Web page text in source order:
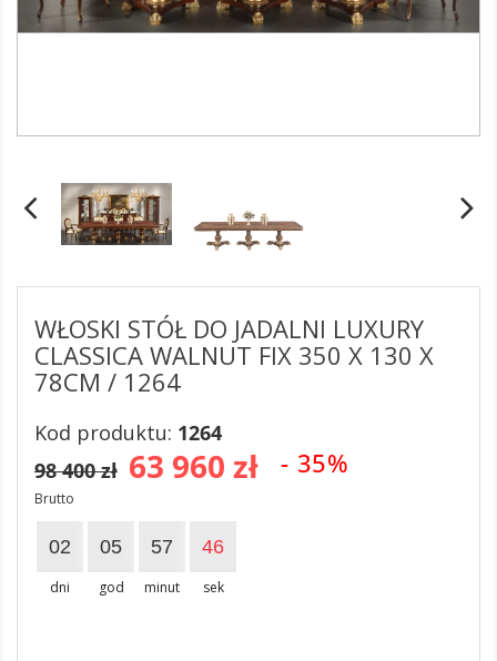
WŁOSKI STÓŁ DO JADALNI LUXURY
CLASSICA WALNUT FIX 350 X 130 X
78CM / 1264
Kod produktu: 1264
63 960 zł - 35%
98 400 zł
Brutto
02
dni
05
god
57
minut
46
sek